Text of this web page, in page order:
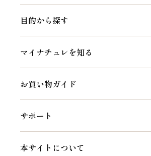
目的から探す
マイナチュレを知る
お買い物ガイド
サポート
本サイトについて